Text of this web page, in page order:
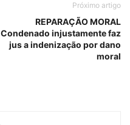
Próximo artigo
REPARAÇÃO MORAL
Condenado injustamente faz
jus a indenização por dano
moral